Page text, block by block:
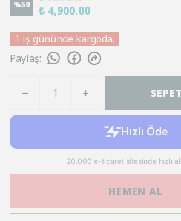
%50 ₺ 4,900.00
1 iş gününde kargoda.
Paylaş:
HEMEN AL